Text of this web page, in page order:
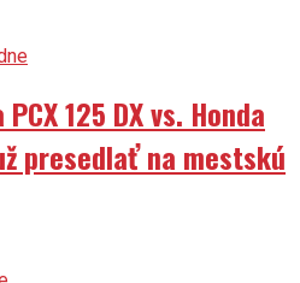
125 DX vs. Honda
presedlať na mestskú